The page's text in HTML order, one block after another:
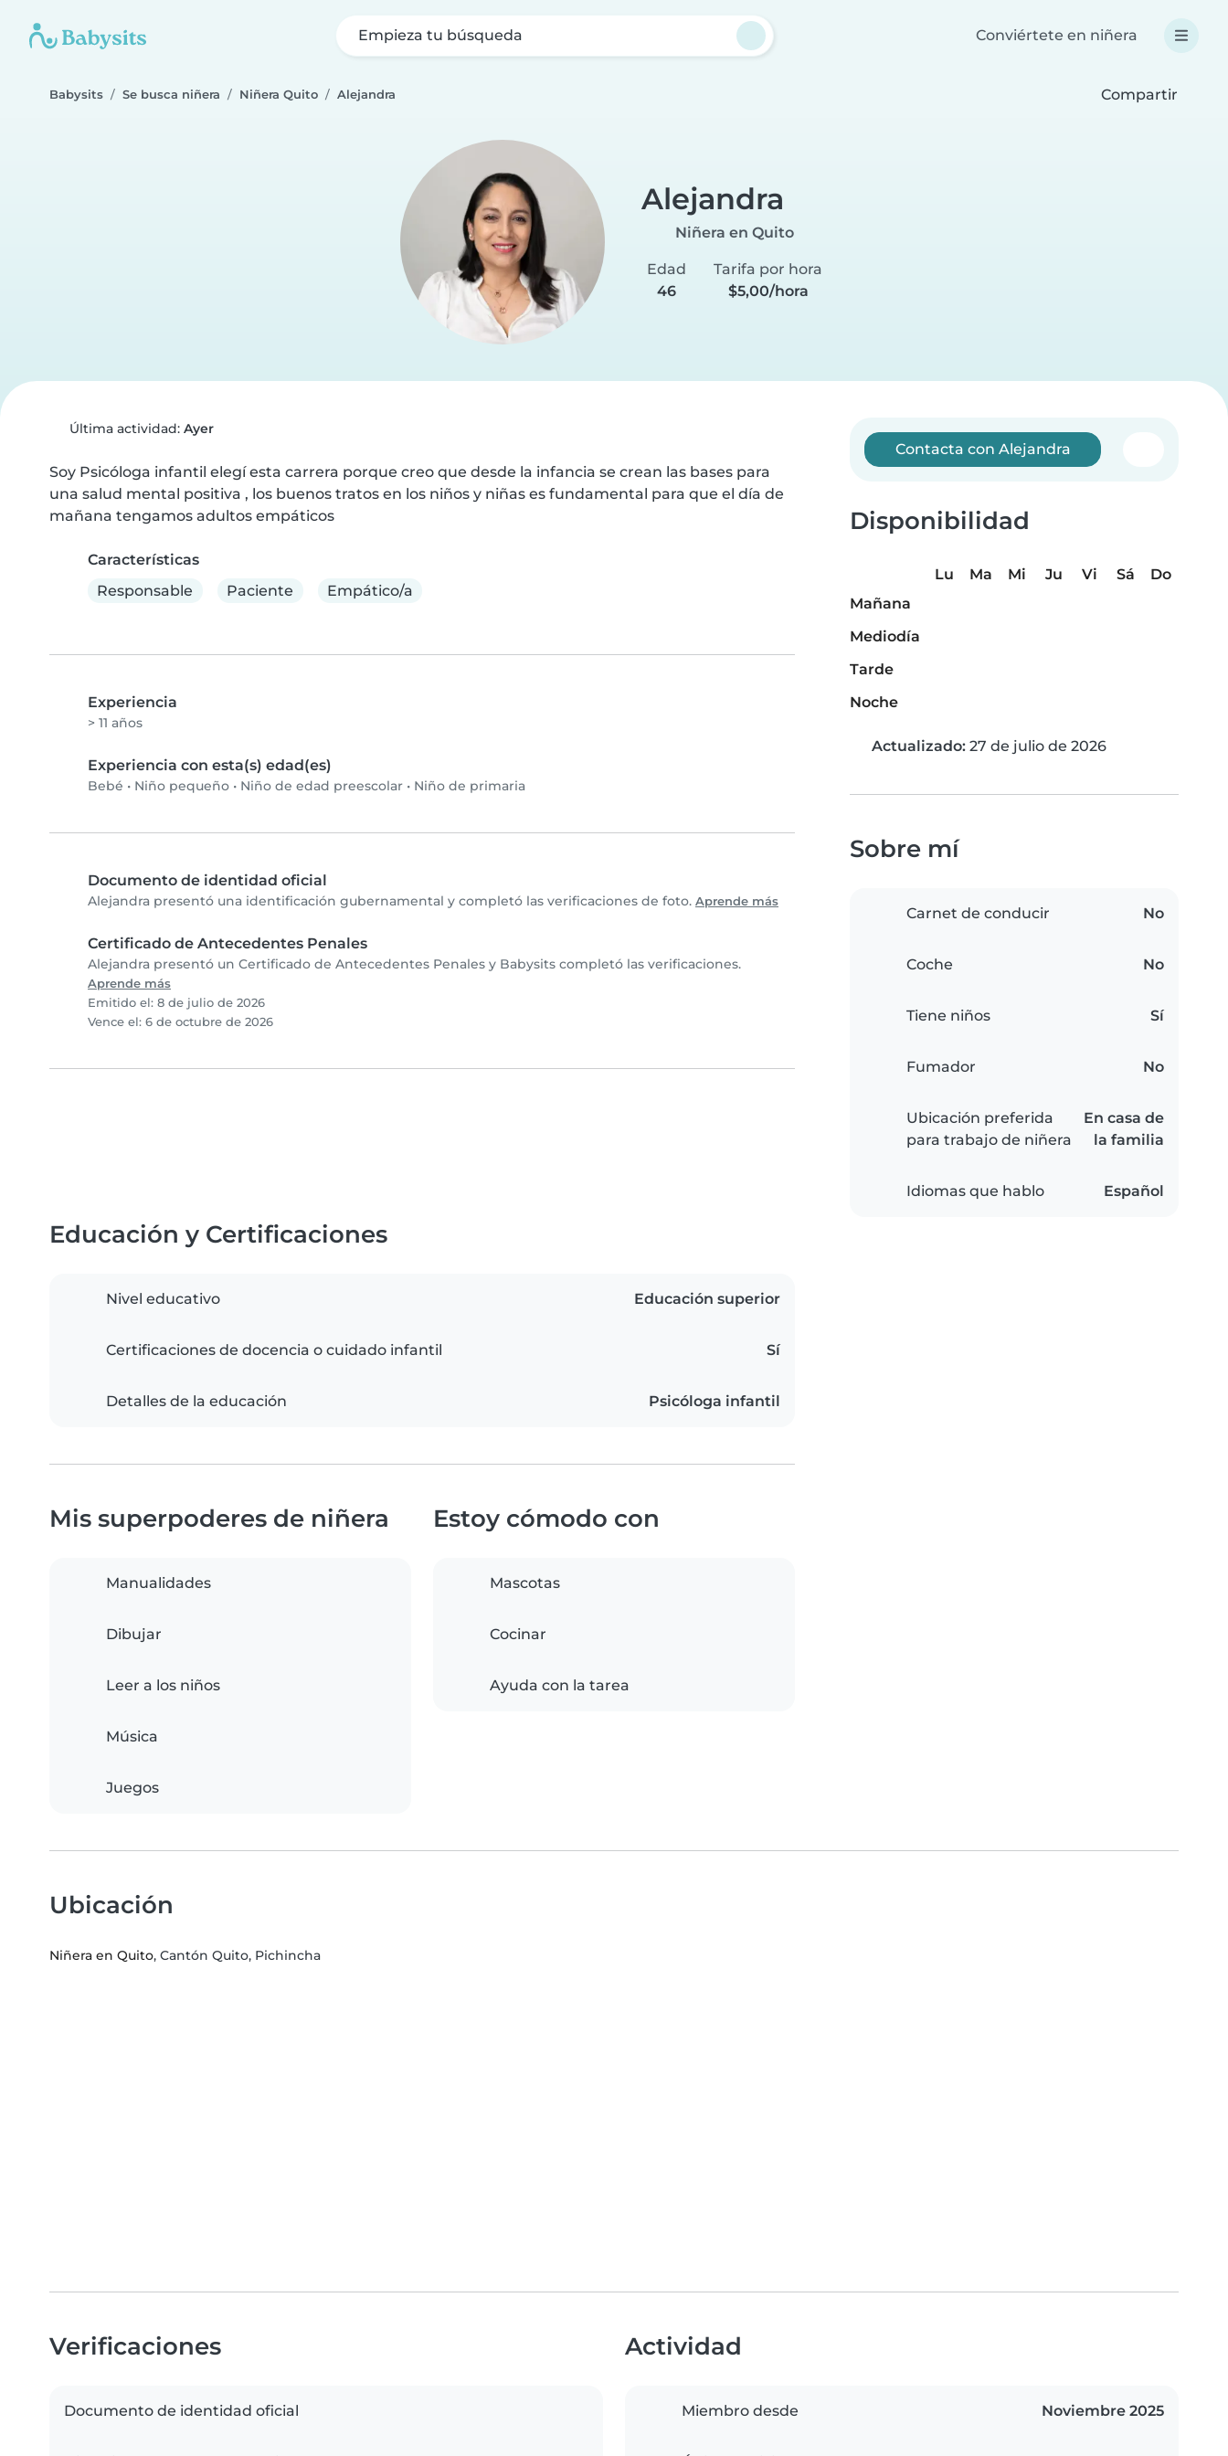
Empieza tu búsqueda Conviértete en niñera
Babysits Se busca niñera Niñera Quito Alejandra Compartir
Alejandra
Niñera en Quito
Edad
46
Tarifa por hora
$5,00/hora
Última actividad: Ayer
Soy Psicóloga infantil elegí esta carrera porque creo que desde la infancia se crean las bases para
una salud mental positiva , los buenos tratos en los niños y niñas es fundamental para que el día de
mañana tengamos adultos empáticos
Características
Responsable
Paciente Empático/a
Experiencia
> 11 años
Experiencia con esta(s) edad(es)
Bebé • Niño pequeño • Niño de edad preescolar • Niño de primaria
Documento de identidad oficial
Alejandra presentó una identificación gubernamental y completó las verificaciones de foto. Aprende más
Certificado de Antecedentes Penales
Alejandra presentó un Certificado de Antecedentes Penales y Babysits completó las verificaciones.
Aprende más
Emitido el: 8 de julio de 2026
Vence el: 6 de octubre de 2026
Contacta con Alejandra
Disponibilidad
Lu Ma Mi Ju Vi Sá
Do
Mañana
Mediodía
Tarde
Noche
Actualizado: 27 de julio de 2026
Sobre mí
Carnet de conducir No
Coche No
Tiene niños Sí
Fumador No
Ubicación preferida
para trabajo de niñera
En casa de
la familia
Idiomas que hablo Español
Educación y Certificaciones
Nivel educativo Educación superior
Certificaciones de docencia o cuidado infantil Sí
Detalles de la educación Psicóloga infantil
Mis superpoderes de niñera
Manualidades
Dibujar
Leer a los niños
Música
Juegos
Estoy cómodo con
Mascotas
Cocinar
Ayuda con la tarea
Ubicación
Niñera en Quito, Cantón Quito, Pichincha
Verificaciones
Documento de identidad oficial
Actividad
Miembro desde Noviembre 2025